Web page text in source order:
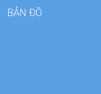
BẢN ĐỒ